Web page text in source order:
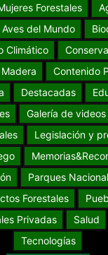
Forestales
Aves del Mundo
Climático
Contenido
Destacadas
Galería de videos
Legislación y
Parques
Forestales
Privadas
Salud
Tecnologías